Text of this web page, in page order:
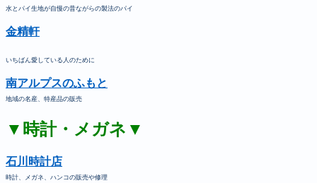
水とパイ生地が自慢の昔ながらの製法のパイ
金精軒
いちばん愛している人のために
南アルプスのふもと
地域の名産、特産品の販売
▼時計・メガネ▼
石川時計店
時計、メガネ、ハンコの販売や修理